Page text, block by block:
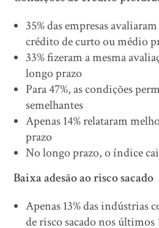
35% das empresas
crédito de curto ou médio
33% fizeram a mesma
longo prazo
Para 47%, as condições
semelhantes
Apenas 14% relataram
prazo
No longo prazo, o índice cai
Baixa adesão ao risco sacado
Apenas 13% das indústrias
de risco sacado nos últimos